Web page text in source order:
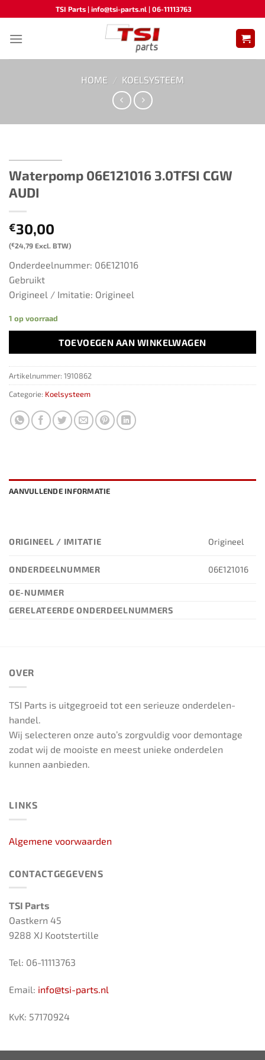
naar
inhoud
TSI Parts | info@tsi-parts.nl | 06-11113763
HOME / KOELSYSTEEM
Waterpomp 06E121016 3.0TFSI CGW
AUDI
€30,00
(€24,79 Excl. BTW)
Onderdeelnummer: 06E121016
Gebruikt
Origineel / Imitatie: Origineel
1 op voorraad
TOEVOEGEN AAN WINKELWAGEN
Artikelnummer: 1910862
Categorie: Koelsysteem
AANVULLENDE INFORMATIE
ORIGINEEL / IMITATIE Origineel
ONDERDEELNUMMER 06E121016
OE-NUMMER
GERELATEERDE ONDERDEELNUMMERS
OVER
TSI Parts is uitgegroeid tot een serieuze onderdelen-
handel.
Wij selecteren onze auto’s zorgvuldig voor demontage
zodat wij de mooiste en meest unieke onderdelen
kunnen aanbieden.
LINKS
Algemene voorwaarden
CONTACTGEGEVENS
TSI Parts
Oastkern 45
9288 XJ Kootstertille
Tel: 06-11113763
Email: info@tsi-parts.nl
KvK: 57170924